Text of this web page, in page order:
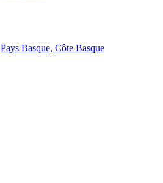
Pays Basque, Côte Basque